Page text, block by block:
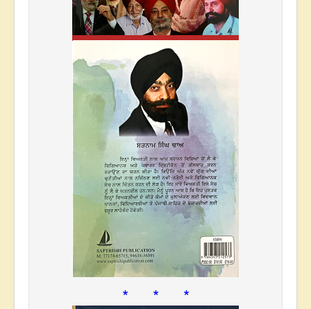
* * *